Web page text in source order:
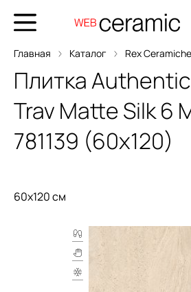
Главная Каталог Rex Ceramiche
Плитка
Trav Matte Silk 6
781139 (60x120)
60x120 см